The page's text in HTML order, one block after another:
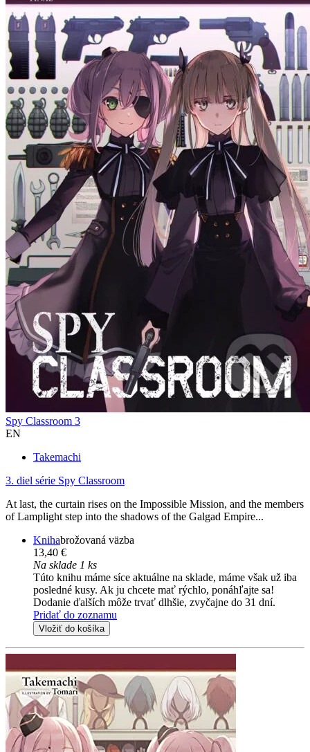
Spy Classroom 3
EN
Takemachi
3. diel série Spy Classroom
At last, the curtain rises on the Impossible Mission, and the members
of Lamplight step into the shadows of the Galgad Empire...
Knihabrožovaná väzba
13,40 €
Na sklade 1 ks
Túto knihu máme síce aktuálne na sklade, máme však už iba
posledné kusy. Ak ju chcete mať rýchlo, ponáhľajte sa!
Dodanie ďalších môže trvať dlhšie, zvyčajne do 31 dní.
Pridať do zoznamu
Vložiť do košíka